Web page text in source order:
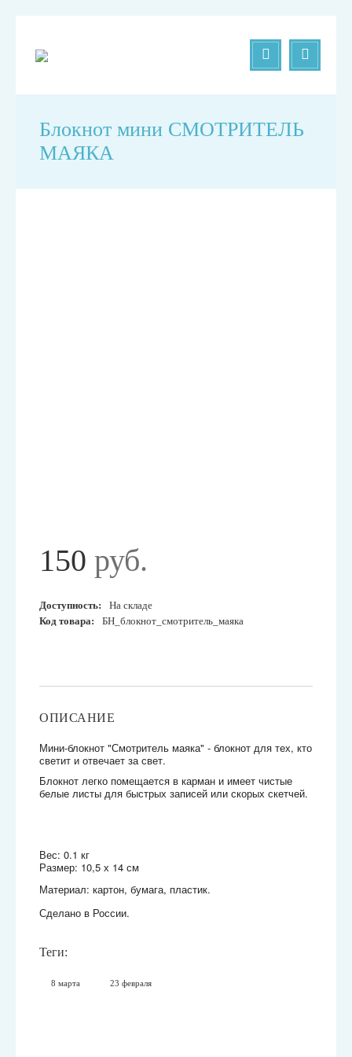
Блокнот мини СМОТРИТЕЛЬ
МАЯКА
150 руб.
Доступность:
На складе
Код товара:
БН_блокнот_смотритель_маяка
ОПИСАНИЕ
Мини-блокнот "Смотритель маяка" - блокнот для тех, кто
светит и отвечает за свет.
Блокнот легко помещается в карман и имеет чистые
белые листы для быстрых записей или скорых скетчей.
Вес: 0.1 кг
Размер: 10,5 х 14 см
Материал: картон, бумага, пластик.
Сделано в России.
Теги:
8 марта 23 февраля